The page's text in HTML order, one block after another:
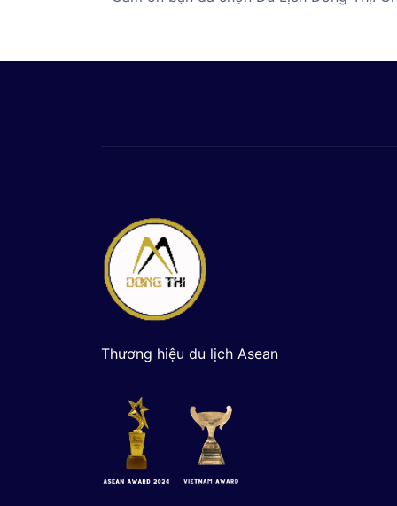
Thương hiệu du lịch Asean